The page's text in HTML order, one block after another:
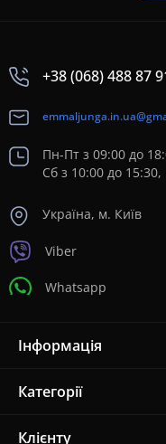
+38 (068) 488 87
Пн-Пт з 09:00 до
Сб з 10:00 до
Україна, м. Київ
Viber
Whatsapp
Інформація
Категорії
Клієнту